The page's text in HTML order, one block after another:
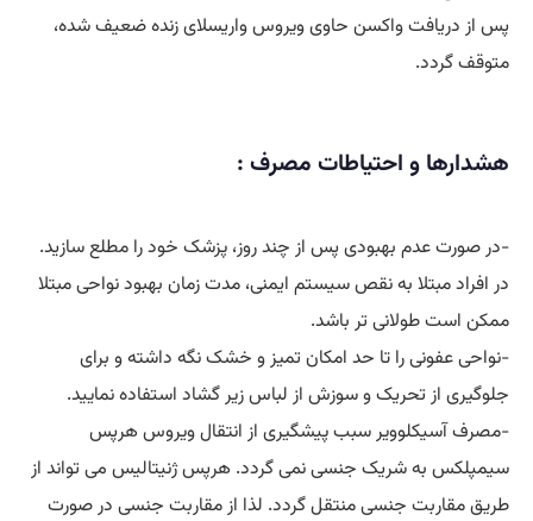
پس از دریافت واکسن حاوی ویروس واریسلای زنده ضعیف شده،
متوقف گردد.
هشدارها و احتیاطات مصرف :
-در صورت عدم بهبودی پس از چند روز، پزشک خود را مطلع سازید.
در افراد مبتلا به نقص سیستم ایمنی، مدت زمان بهبود نواحی مبتلا
ممکن است طولانی تر باشد.
-نواحی عفونی را تا حد امکان تمیز و خشک نگه داشته و برای
جلوگیری از تحریک و سوزش از لباس زیر گشاد استفاده نمایید.
-مصرف آسیکلوویر سبب پیشگیری از انتقال ویروس هرپس
سیمپلکس به شریک جنسی نمی گردد. هرپس ژنیتالیس می تواند از
طریق مقاربت جنسی منتقل گردد. لذا از مقاربت جنسی در صورت